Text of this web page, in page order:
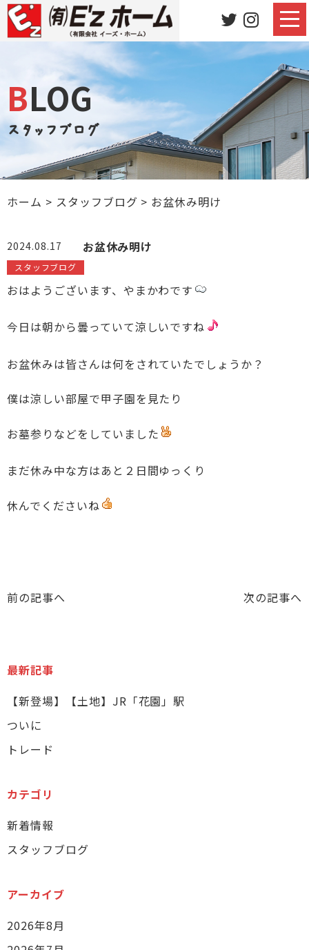
BLOG
スタッフブログ
ホーム > スタッフブログ > お盆休み明け
2024.08.17 お盆休み明け
スタッフブログ
おはようございます、やまかわです
今日は朝から曇っていて涼しいですね
お盆休みは皆さんは何をされていたでしょうか？
僕は涼しい部屋で甲子園を見たり
お墓参りなどをしていました
まだ休み中な方はあと２日間ゆっくり
休んでくださいね
前の記事へ 次の記事へ
最新記事
【新登場】【土地】JR「花園」駅
ついに
トレード
カテゴリ
新着情報
スタッフブログ
アーカイブ
2026年8月